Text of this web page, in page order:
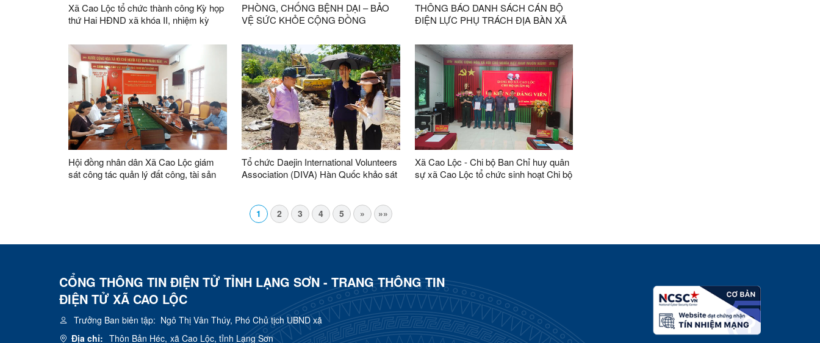
Xã Cao Lộc tổ chức thành công Kỳ họp
thứ Hai HĐND xã khóa II, nhiệm kỳ
PHÒNG, CHỐNG BỆNH DẠI – BẢO
VỆ SỨC KHỎE CỘNG ĐỒNG
THÔNG BÁO DANH SÁCH CÁN BỘ
ĐIỆN LỰC PHỤ TRÁCH ĐỊA BÀN XÃ
Hội đồng nhân dân Xã Cao Lộc giám
sát công tác quản lý đất công, tài sản
Tổ chức Daejin International Volunteers
Association (DIVA) Hàn Quốc khảo sát
Xã Cao Lộc - Chi bộ Ban Chỉ huy quân
sự xã Cao Lộc tổ chức sinh hoạt Chi bộ
1 2 3 4 5 » »»
CỔNG THÔNG TIN ĐIỆN TỬ TỈNH LẠNG SƠN - TRANG THÔNG TIN
ĐIỆN TỬ XÃ CAO LỘC
Trưởng Ban biên tập: Ngô Thị Vân Thúy, Phó Chủ tịch UBND xã
Địa chỉ: Thôn Bản Héc, xã Cao Lộc, tỉnh Lạng Sơn